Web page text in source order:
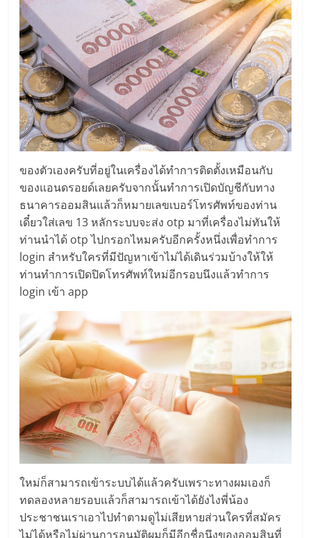
ของตัวเองครับที่อยู่ในเครื่องได้ทำการติดตั้งเหมือนกับ
ของแอนดรอยด์เลยครับจากนั้นทำการเปิดบัญชีกับทาง
ธนาคารออมสินแล้วก็หมายเลขเบอร์โทรศัพท์ของท่าน
เดี๋ยวใส่เลข 13 หลักระบบจะส่ง otp มาที่เครื่องไม่ทันให้
ท่านนำได้ otp ไปกรอกไหมครับอีกครั้งหนึ่งเพื่อทำการ
login สำหรับใครที่มีปัญหาเข้าไม่ได้เดินร่วมบ้างให้ให้
ท่านทำการเปิดปิดโทรศัพท์ใหม่อีกรอบนึงแล้วทำการ
login เข้า app
ใหม่ก็สามารถเข้าระบบได้แล้วครับเพราะทางผมเองก็
ทดลองหลายรอบแล้วก็สามารถเข้าได้ยังไงพี่น้อง
ประชาชนเราเอาไปทำตามดูไม่เสียหายส่วนใครที่สมัคร
ไม่ได้หรือไม่ผ่านการอนุมัติผมก็มีอีกชื่อนึงของออมสินที่